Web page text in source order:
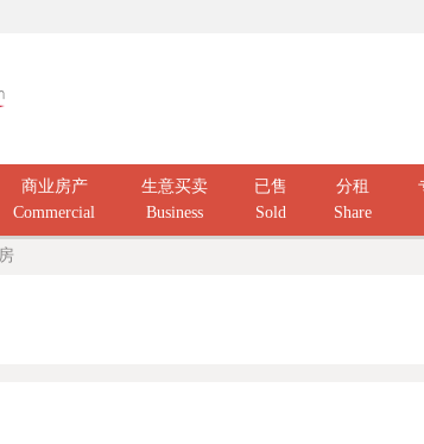
商业房产
Commercial
生意买卖
Business
已售
Sold
分租
Share